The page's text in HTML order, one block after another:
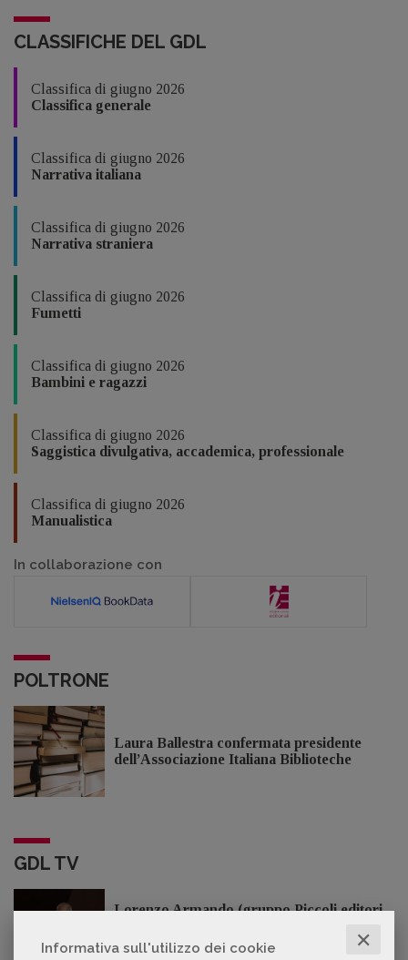
Informativa sull'utilizzo dei cookie ✕
CLASSIFICHE DEL GDL
Classifica di giugno 2026
Classifica generale
Classifica di giugno 2026
Narrativa italiana
Classifica di giugno 2026
Narrativa straniera
Classifica di giugno 2026
Fumetti
Classifica di giugno 2026
Bambini e ragazzi
Classifica di giugno 2026
Saggistica divulgativa, accademica, professionale
Classifica di giugno 2026
Manualistica
In collaborazione con
POLTRONE
Laura Ballestra confermata presidente
dell’Associazione Italiana Biblioteche
GDL TV
Lorenzo Armando (gruppo Piccoli editori
su piccola scala, opera con un vero